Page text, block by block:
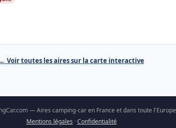
← Voir toutes les aires sur la carte interactive
— Aires camping-car en France et dans toute l'Europe
Mentions légales ·Confidentialité